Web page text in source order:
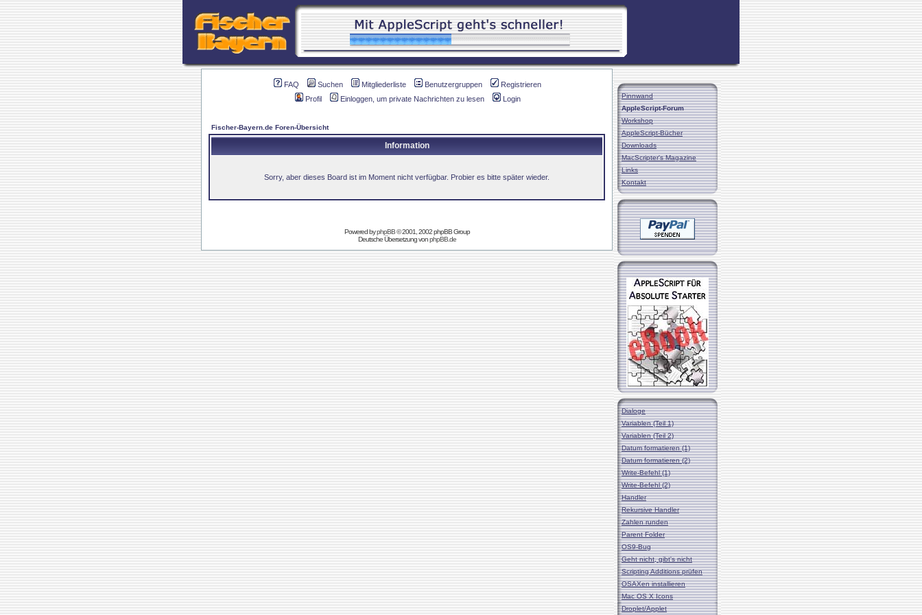
FAQ Suchen Mitgliederliste Benutzergruppen
Registrieren
Profil
Einloggen, um private Nachrichten zu lesen Login
Fischer-Bayern.de Foren-Übersicht
Information
Sorry, aber dieses Board ist im Moment nicht verfügbar. Probier es bitte später wieder.
Powered byphpBB© 2001, 2002 phpBB Group
Deutsche Übersetzung vonphpBB.de
Pinnwand
AppleScript-Forum
Workshop
AppleScript-Bücher
Downloads
MacScripter's Magazine
Links
Kontakt
Dialoge
Variablen (Teil 1)
Variablen (Teil 2)
Datum formatieren (1)
Datum formatieren (2)
Write-Befehl (1)
Write-Befehl (2)
Handler
Rekursive Handler
Zahlen runden
Parent Folder
OS9-Bug
Geht nicht, gibt's nicht
Scripting Additions prüfen
OSAXen installieren
Mac OS X Icons
Droplet/Applet